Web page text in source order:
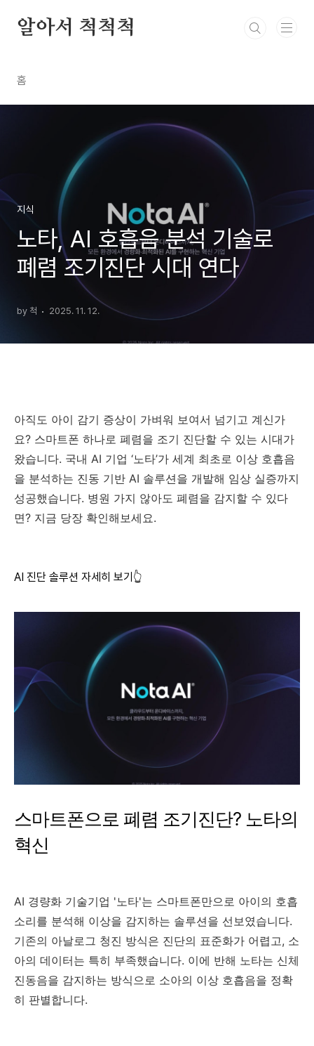
알아서 척척척
홈
지식
노타, AI 호흡음 분석 기술로
폐렴 조기진단 시대 연다
by 척 2025. 11. 12.
아직도 아이 감기 증상이 가벼워 보여서 넘기고 계신가
요? 스마트폰 하나로 폐렴을 조기 진단할 수 있는 시대가
왔습니다. 국내 AI 기업 ‘노타’가 세계 최초로 이상 호흡음
을 분석하는 진동 기반 AI 솔루션을 개발해 임상 실증까지
성공했습니다. 병원 가지 않아도 폐렴을 감지할 수 있다
면? 지금 당장 확인해보세요.
AI 진단 솔루션 자세히 보기👆
스마트폰으로 폐렴 조기진단? 노타의
혁신
AI 경량화 기술기업 '노타'는 스마트폰만으로 아이의 호흡
소리를 분석해 이상을 감지하는 솔루션을 선보였습니다.
기존의 아날로그 청진 방식은 진단의 표준화가 어렵고, 소
아의 데이터는 특히 부족했습니다. 이에 반해 노타는 신체
진동음을 감지하는 방식으로 소아의 이상 호흡음을 정확
히 판별합니다.